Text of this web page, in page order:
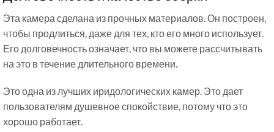
Эта камера сделана из прочных материалов. Он построен,
чтобы продлиться, даже для тех, кто его много использует.
Его долговечность означает, что вы можете рассчитывать
на это в течение длительного времени.
Это одна из лучших иридологических камер. Это дает
пользователям душевное спокойствие, потому что это
хорошо работает.